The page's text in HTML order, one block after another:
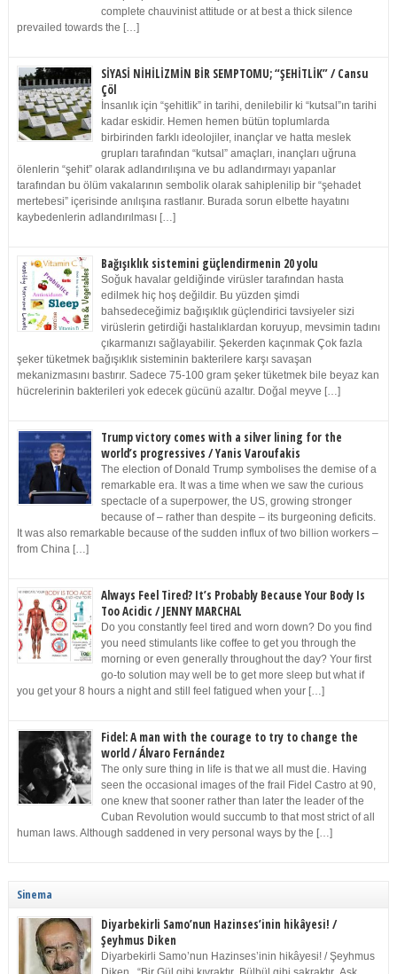
complete chauvinist attitude or at best a thick silence
prevailed towards the […]
SİYASİ NİHİLİZMİN BİR SEMPTOMU; “ŞEHİTLİK” / Cansu
Çöl
İnsanlık için “şehitlik” in tarihi, denilebilir ki “kutsal”ın tarihi
kadar eskidir. Hemen hemen bütün toplumlarda
birbirinden farklı ideolojiler, inançlar ve hatta meslek
grupları tarafından “kutsal” amaçları, inançları uğruna
ölenlerin “şehit” olarak adlandırılışına ve bu adlandırmayı yapanlar
tarafından bu ölüm vakalarının sembolik olarak sahiplenilip bir “şehadet
mertebesi” içerisinde anılışına rastlanır. Burada sorun elbette hayatını
kaybedenlerin adlandırılması […]
Bağışıklık sistemini güçlendirmenin 20 yolu
Soğuk havalar geldiğinde virüsler tarafından hasta
edilmek hiç hoş değildir. Bu yüzden şimdi
bahsedeceğimiz bağışıklık güçlendirici tavsiyeler sizi
virüslerin getirdiği hastalıklardan koruyup, mevsimin tadını
çıkarmanızı sağlayabilir. Şekerden kaçınmak Çok fazla
şeker tüketmek bağışıklık sisteminin bakterilere karşı savaşan
mekanizmasını bastırır. Sadece 75-100 gram şeker tüketmek bile beyaz kan
hücrelerinin bakterileri yok edecek gücünü azaltır. Doğal meyve […]
Trump victory comes with a silver lining for the
world’s progressives / Yanis Varoufakis
The election of Donald Trump symbolises the demise of a
remarkable era. It was a time when we saw the curious
spectacle of a superpower, the US, growing stronger
because of – rather than despite – its burgeoning deficits.
It was also remarkable because of the sudden influx of two billion workers –
from China […]
Always Feel Tired? It’s Probably Because Your Body Is
Too Acidic / JENNY MARCHAL
Do you constantly feel tired and worn down? Do you find
you need stimulants like coffee to get you through the
morning or even generally throughout the day? Your first
go-to solution may well be to get more sleep but what if
you get your 8 hours a night and still feel fatigued when your […]
Fidel: A man with the courage to try to change the
world / Álvaro Fernández
The only sure thing in life is that we all must die. Having
seen the occasional images of the frail Fidel Castro at 90,
one knew that sooner rather than later the leader of the
Cuban Revolution would succumb to that most strict of all
human laws. Although saddened in very personal ways by the […]
Sinema
Diyarbekirli Samo’nun Hazinses’inin hikâyesi! /
Şeyhmus Diken
Diyarbekirli Samo’nun Hazinses’inin hikâyesi! / Şeyhmus